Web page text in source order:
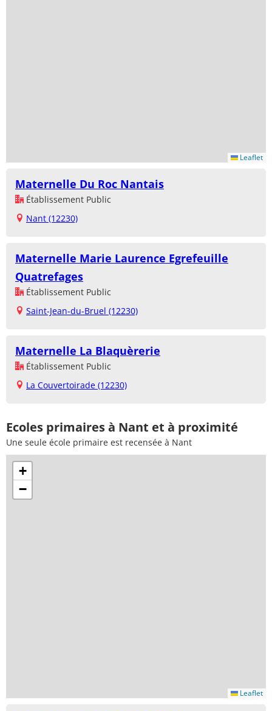
Leaflet
Maternelle Du Roc Nantais
Établissement Public
Nant (12230)
Maternelle Marie Laurence Egrefeuille
Quatrefages
Établissement Public
Saint-Jean-du-Bruel (12230)
Maternelle La Blaquèrerie
Établissement Public
La Couvertoirade (12230)
Ecoles primaires à Nant et à proximité
Une seule école primaire est recensée à Nant
+
−
Leaflet